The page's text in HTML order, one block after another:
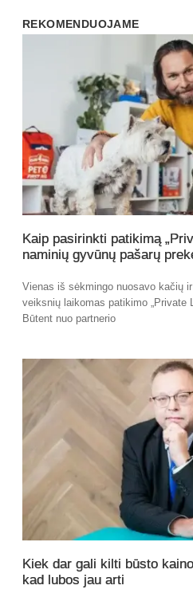
REKOMENDUOJAME
Kaip pasirinkti patikimą
naminių gyvūnų pašarų
Vienas iš sėkmingo nuosavo kačių
veiksnių laikomas patikimo „Private
Būtent nuo partnerio
Kiek dar gali kilti būsto
kad lubos jau arti